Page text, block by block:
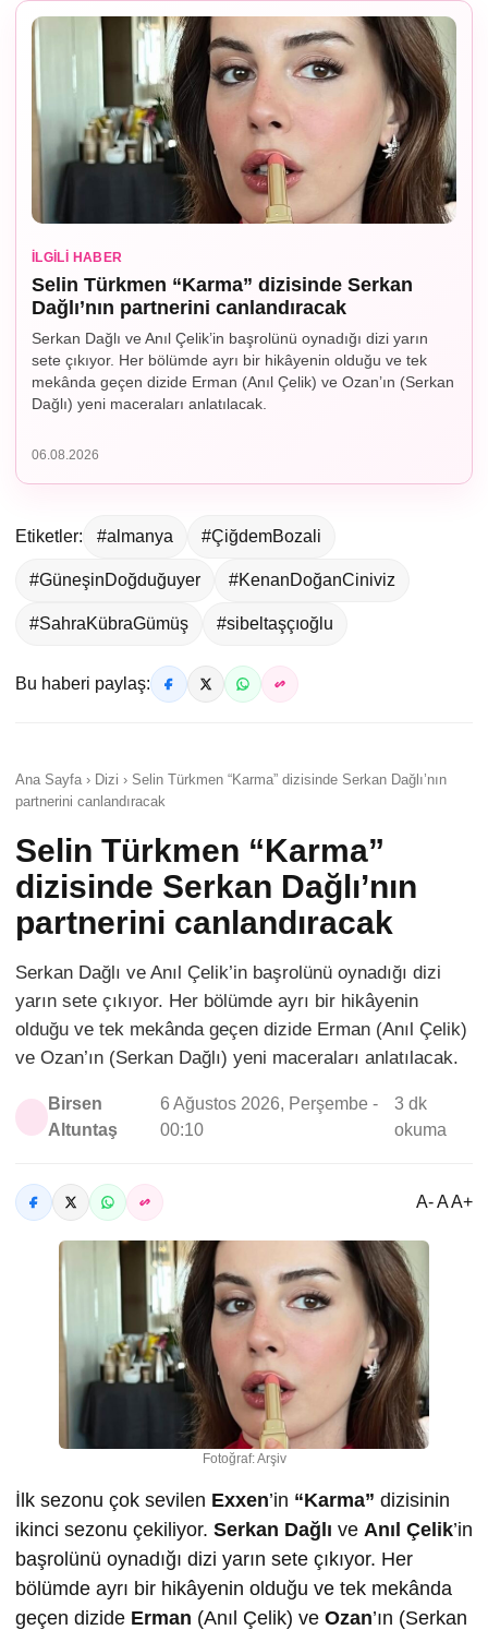
İLGILI HABER
Selin Türkmen “Karma” dizisinde Serkan
Dağlı’nın partnerini canlandıracak
Serkan Dağlı ve Anıl Çelik’in başrolünü oynadığı dizi yarın
sete çıkıyor. Her bölümde ayrı bir hikâyenin olduğu ve tek
mekânda geçen dizide Erman (Anıl Çelik) ve Ozan’ın (Serkan
Dağlı) yeni maceraları anlatılacak.
06.08.2026
Etiketler: #almanya #ÇiğdemBozali
#GüneşinDoğduğuyer #KenanDoğanCiniviz
#SahraKübraGümüş #sibeltaşçıoğlu
Bu haberi paylaş:
Ana Sayfa › Dizi › Selin Türkmen “Karma” dizisinde Serkan Dağlı’nın
partnerini canlandıracak
Selin Türkmen “Karma”
dizisinde Serkan Dağlı’nın
partnerini canlandıracak
Serkan Dağlı ve Anıl Çelik’in başrolünü oynadığı dizi
yarın sete çıkıyor. Her bölümde ayrı bir hikâyenin
olduğu ve tek mekânda geçen dizide Erman (Anıl Çelik)
ve Ozan’ın (Serkan Dağlı) yeni maceraları anlatılacak.
Birsen
Altuntaş
6 Ağustos 2026, Perşembe -
00:10
3 dk
okuma
A- A A+
Fotoğraf: Arşiv
İlk sezonu çok sevilen Exxen’in “Karma” dizisinin
ikinci sezonu çekiliyor. Serkan Dağlı ve Anıl Çelik’in
başrolünü oynadığı dizi yarın sete çıkıyor. Her
bölümde ayrı bir hikâyenin olduğu ve tek mekânda
geçen dizide Erman (Anıl Çelik) ve Ozan’ın (Serkan